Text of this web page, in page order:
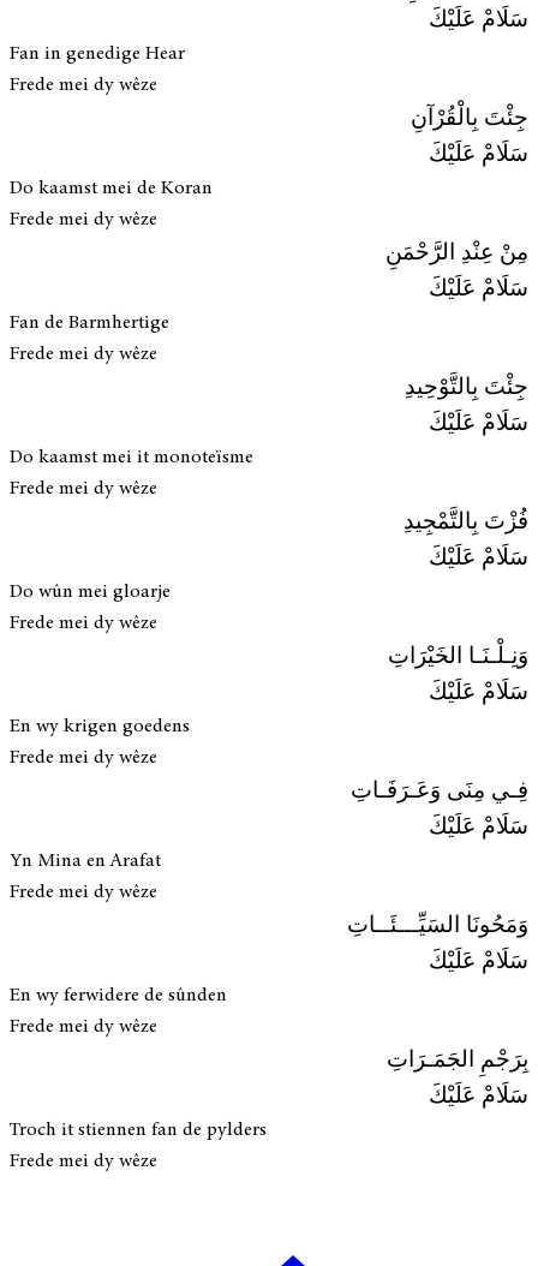
سَلَامْ عَلَيْكَ
Fan in genedige Hear
Frede mei dy wêze
جِئْتَ بِالْقُرْآنِ
سَلَامْ عَلَيْكَ
Do kaamst mei de Koran
Frede mei dy wêze
مِنْ عِنْدِ الرَّحْمَنِ
سَلَامْ عَلَيْكَ
Fan de Barmhertige
Frede mei dy wêze
جِئْتَ بِالتَّوْحِيدِ
سَلَامْ عَلَيْكَ
Do kaamst mei it monoteïsme
Frede mei dy wêze
فُزْتَ بِالتَّمْجِيدِ
سَلَامْ عَلَيْكَ
Do wûn mei gloarje
Frede mei dy wêze
وَنِـلْـنَـا الخَيْرَاتِ
سَلَامْ عَلَيْكَ
En wy krigen goedens
Frede mei dy wêze
فِـي مِنَى وَعَـرَفَـاتِ
سَلَامْ عَلَيْكَ
Yn Mina en Arafat
Frede mei dy wêze
وَمَحُونَا السَيِّـــئَــاتِ
سَلَامْ عَلَيْكَ
En wy ferwidere de sûnden
Frede mei dy wêze
بِرَجْمِ الجَمَـرَاتِ
سَلَامْ عَلَيْكَ
Troch it stiennen fan de pylders
Frede mei dy wêze